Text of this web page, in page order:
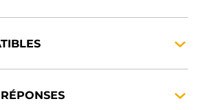
RÉPONSES